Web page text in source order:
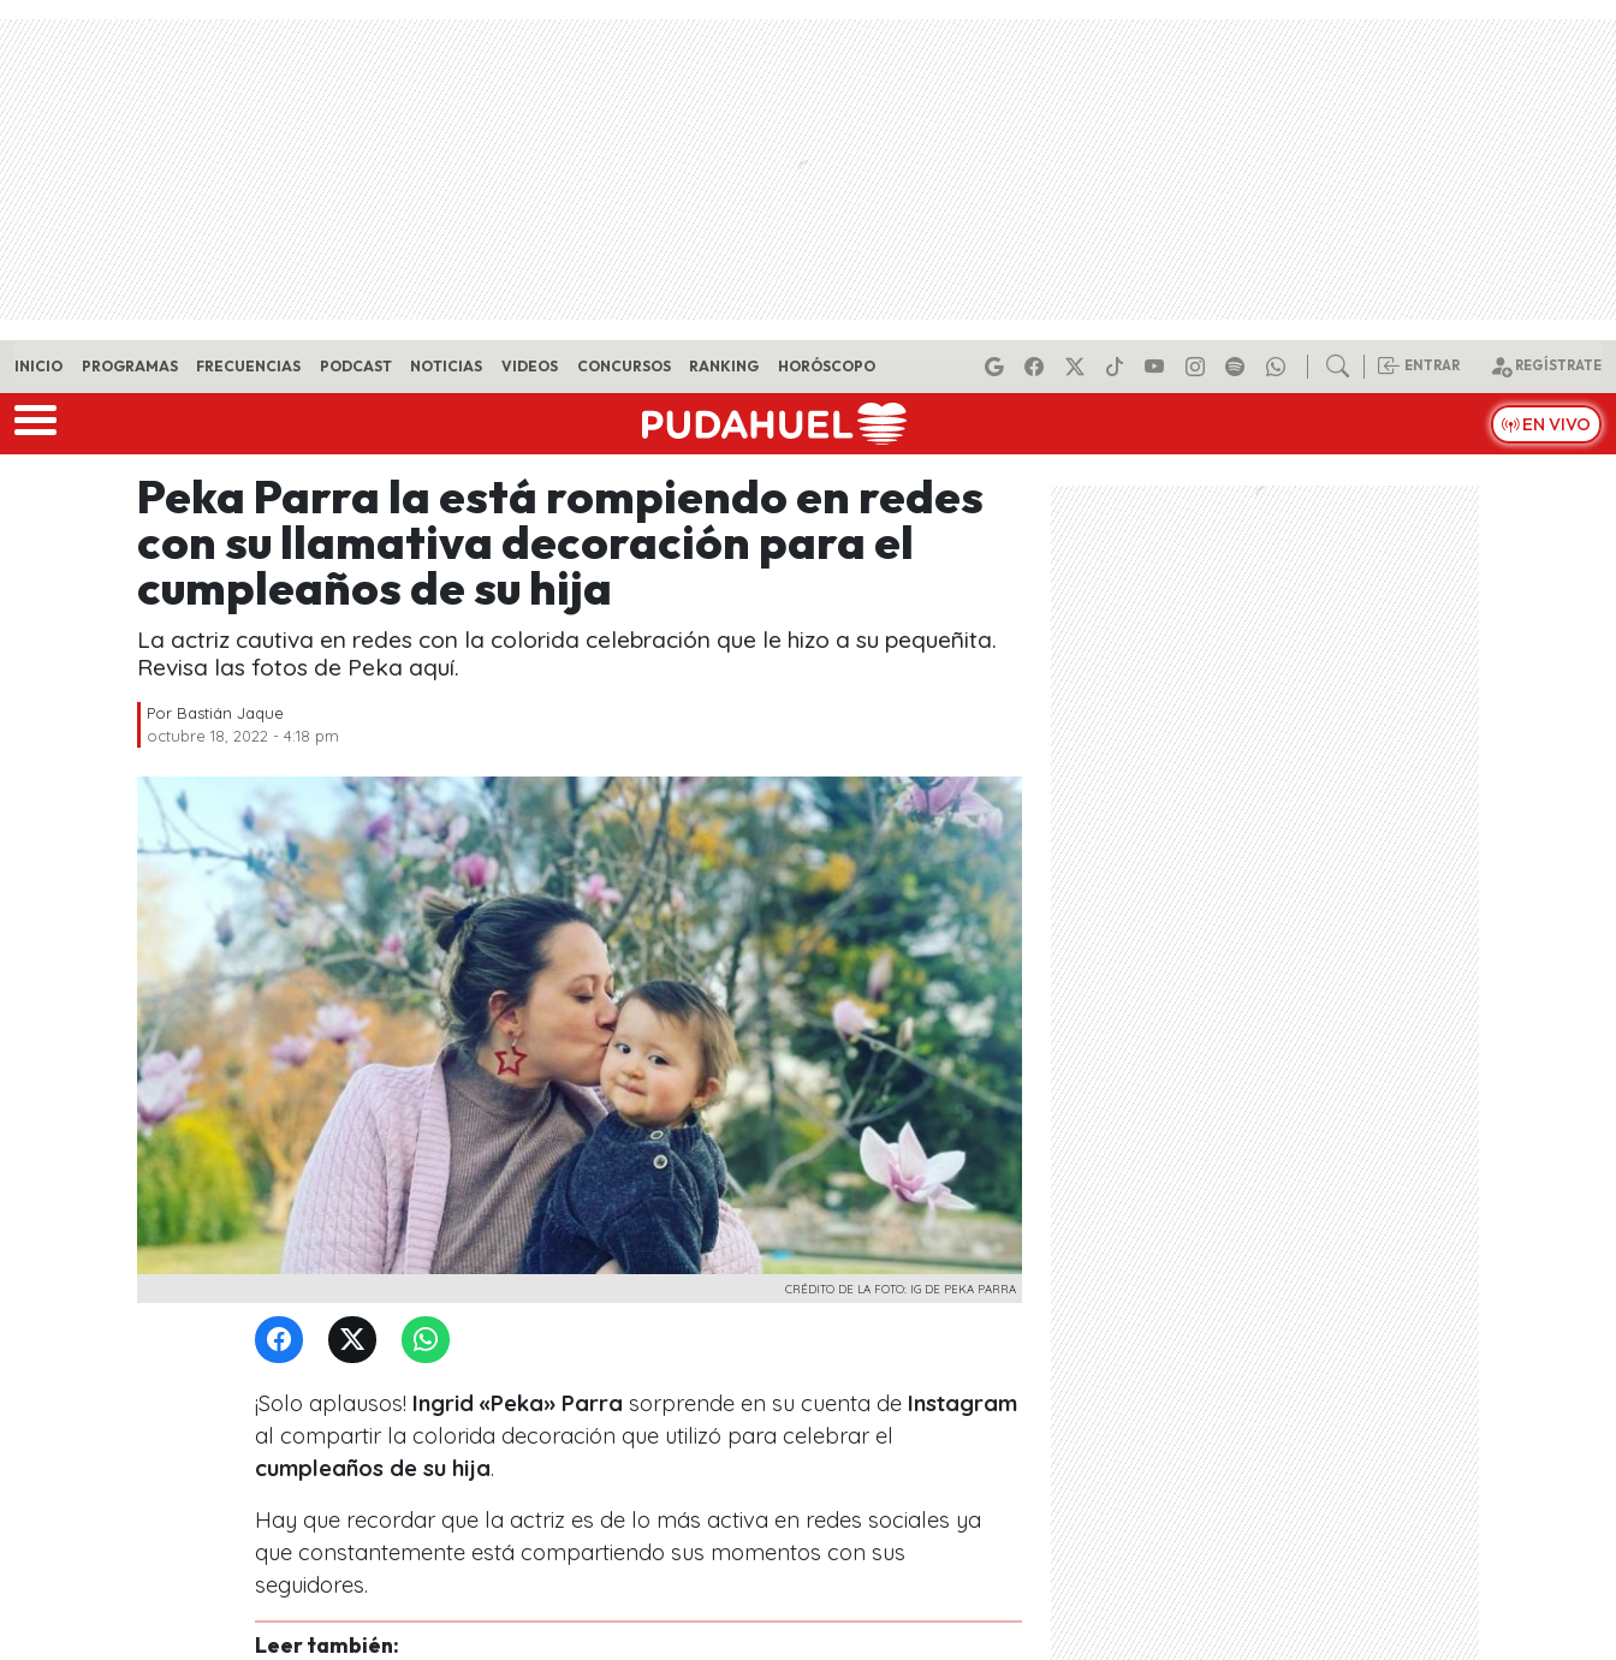
Skip to main content
INICIO PROGRAMAS FRECUENCIAS PODCAST NOTICIAS VIDEOS CONCURSOS RANKING HORÓSCOPO ENTRAR REGÍSTRATE
EN VIVO
Peka Parra la está rompiendo en redes
con su llamativa decoración para el
cumpleaños de su hija
La actriz cautiva en redes con la colorida celebración que le hizo a su pequeñita.
Revisa las fotos de Peka aquí.
Por Bastián Jaque
octubre 18, 2022 - 4:18 pm
CRÉDITO DE LA FOTO: IG DE PEKA PARRA
¡Solo aplausos! Ingrid «Peka» Parra sorprende en su cuenta de Instagram
al compartir la colorida decoración que utilizó para celebrar el
cumpleaños de su hija.
Hay que recordar que la actriz es de lo más activa en redes sociales ya
que constantemente está compartiendo sus momentos con sus
seguidores.
Leer también: